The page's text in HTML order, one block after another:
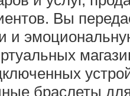
Вы
и
браслеты